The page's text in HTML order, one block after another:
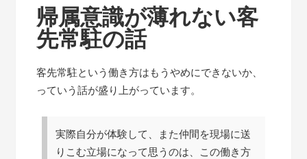
帰属意識が薄れない客
先常駐の話
客先常駐という働き方はもうやめにできないか、
っていう話が盛り上がっています。
実際自分が体験して、また仲間を現場に送
りこむ立場になって思うのは、この働き方